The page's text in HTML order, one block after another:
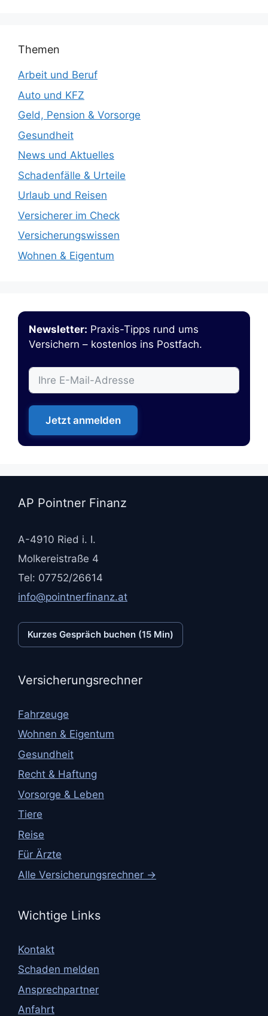
Themen
Arbeit und Beruf
Auto und KFZ
Geld, Pension & Vorsorge
Gesundheit
News und Aktuelles
Schadenfälle & Urteile
Urlaub und Reisen
Versicherer im Check
Versicherungswissen
Wohnen & Eigentum
Newsletter: Praxis-Tipps rund ums
Versichern – kostenlos ins Postfach.
Jetzt anmelden
AP Pointner Finanz
A-4910 Ried i. I.
Molkereistraße 4
Tel: 07752/26614
info@pointnerfinanz.at
Kurzes Gespräch buchen (15 Min)
Versicherungsrechner
Fahrzeuge
Wohnen & Eigentum
Gesundheit
Recht & Haftung
Vorsorge & Leben
Tiere
Reise
Für Ärzte
Alle Versicherungsrechner →
Wichtige Links
Kontakt
Schaden melden
Ansprechpartner
Anfahrt